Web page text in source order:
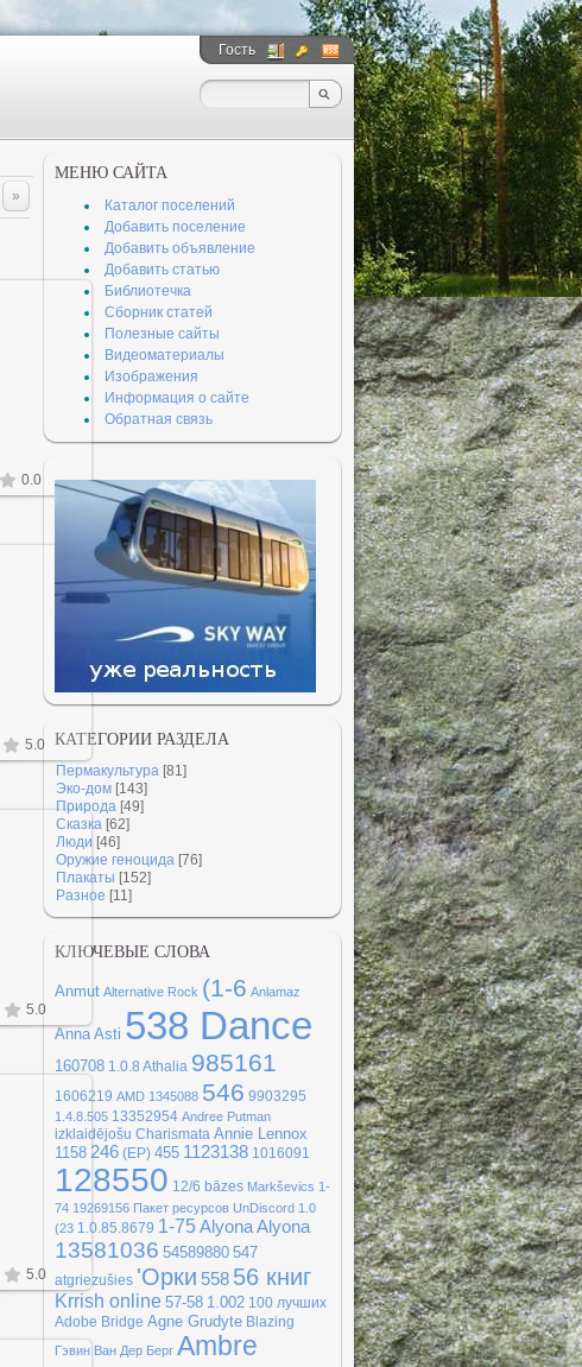
Гость __ __
»
0.0
5.0
5.0
5.0
МЕНЮ САЙТА
Каталог поселений
Добавить поселение
Добавить объявление
Добавить статью
Библиотечка
Сборник статей
Полезные сайты
Видеоматериалы
Изображения
Информация о сайте
Обратная связь
КАТЕГОРИИ РАЗДЕЛА
Пермакультура [81]
Эко-дом [143]
Природа [49]
Сказка [62]
Люди [46]
Оружие геноцида [76]
Плакаты [152]
Разное [11]
КЛЮЧЕВЫЕ СЛОВА
Anmut Alternative Rock (1-6 Anlamaz
Anna Asti 538 Dance
160708 1.0.8 Athalia 985161
1606219 AMD 1345088 546 9903295
1.4.8.505 13352954 Andree Putman
izklaidējošu Charismata Annie Lennox
1158 246 (EP) 455 1123138 1016091
128550 12/6 bāzes Markševics 1-
74 19269156 Пакет ресурсов UnDiscord 1.0
(23 1.0.85.8679 1-75Alyona Alyona
13581036 54589880 547
atgriezušies 'Орки 558 56 книг
Krrish online 57-58 1.002 100 лучших
Adobe Bridge Agne Grudyte Blazing
Гэвин Ван Дер Берг Ambre